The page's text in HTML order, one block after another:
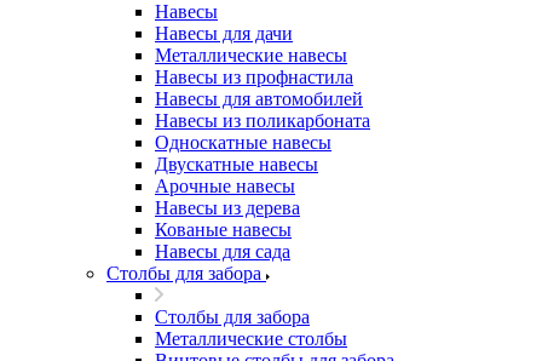
Навесы
Навесы для дачи
Металлические навесы
Навесы из профнастила
Навесы для автомобилей
Навесы из поликарбоната
Односкатные навесы
Двускатные навесы
Арочные навесы
Навесы из дерева
Кованые навесы
Навесы для сада
Столбы для забора
Столбы для забора
Металлические столбы